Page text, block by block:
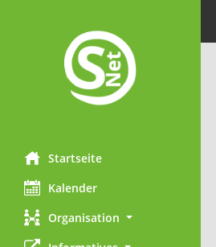
Startseite
Kalender
Organisation